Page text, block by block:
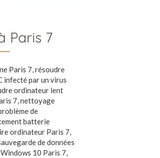
Paris 7
Paris 7,résoudre
infecté par un virus
ordinateur lent
7,nettoyage
de
batterie
ordinateur Paris 7,
de données
10 Paris 7,